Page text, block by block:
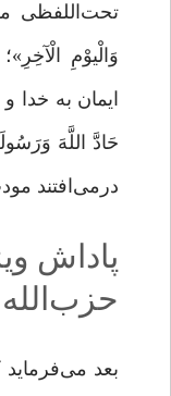
تحت‌اللفظی
وَالْیوْمِ
ایمان به خدا
حَادَّ اللَّهَ
درمی‌افتند
پاداش
حزب‌الله
بعد